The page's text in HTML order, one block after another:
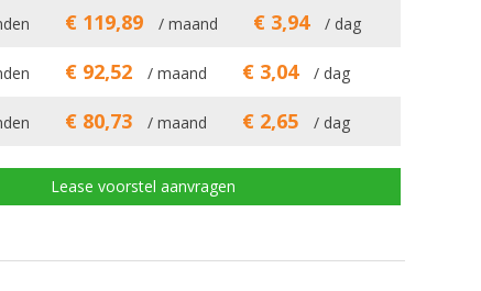
€ 119,89 / maand € 3,94 / dag
€ 92,52 / maand € 3,04 / dag
€ 80,73 / maand € 2,65 / dag
Lease voorstel aanvragen